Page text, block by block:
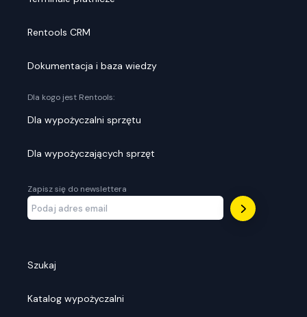
Rentools CRM
Dokumentacja i baza wiedzy
Dla kogo jest Rentools:
Dla wypożyczalni sprzętu
Dla wypożyczających sprzęt
Zapisz się do newslettera
Szukaj
Katalog wypożyczalni